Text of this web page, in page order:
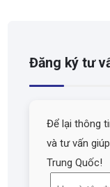
Đăng ký tư
Để lại thông
và tư vấn
Trung Quốc!